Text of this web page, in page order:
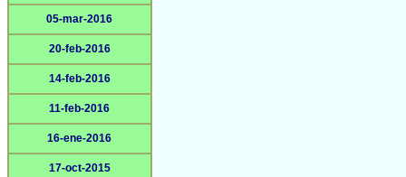
05-mar-2016
20-feb-2016
14-feb-2016
11-feb-2016
16-ene-2016
17-oct-2015